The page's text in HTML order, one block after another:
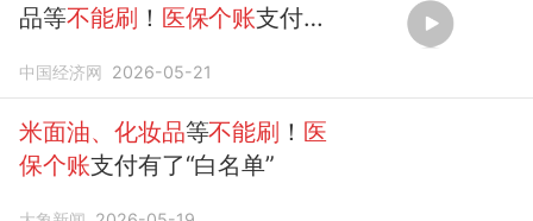
品等不能刷 ！ 医保个账支付，
中国经济网 2026-05-21
米面油、化妆品等不能刷 ！ 医
保个账支付有了“白名单”